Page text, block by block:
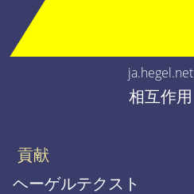
ja.hegel.net
相互作用
貢献
ヘーゲルテクスト